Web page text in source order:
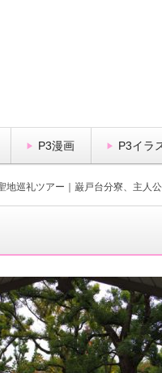
P3漫画 P3イラ
地巡礼ツアー｜巌戸台分寮、主人